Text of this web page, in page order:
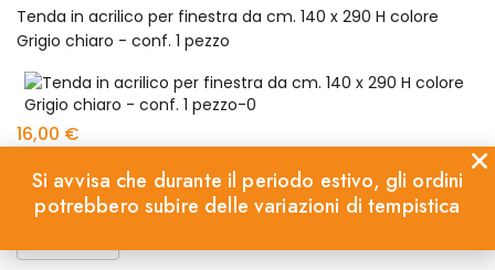
Tenda in acrilico per finestra da cm. 140 x 290 H colore
Grigio chiaro - conf. 1 pezzo
16,00 €
Si avvisa che durante il periodo estivo, gli ordini
potrebbero subire delle variazioni di tempistica